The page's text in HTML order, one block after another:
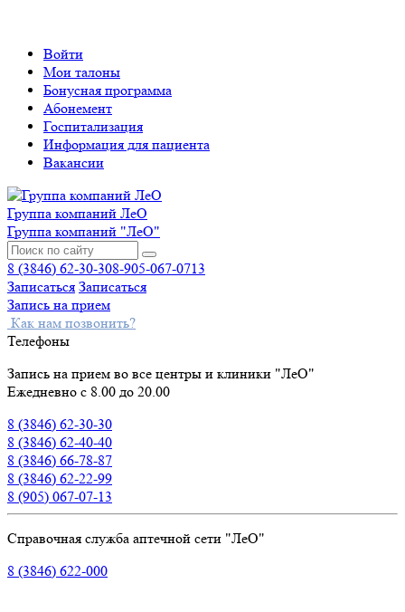
Войти
Мои талоны
Бонусная программа
Абонемент
Госпитализация
Информация для пациента
Вакансии
Группа компаний ЛеО
Группа компаний "ЛеО"
8 (3846) 62-30-308-905-067-0713
Записаться Записаться
Запись на прием
Как нам позвонить?
Телефоны
Запись на прием во все центры и клиники "ЛеО"
Ежедневно с 8.00 до 20.00
8 (3846) 62-30-30
8 (3846) 62-40-40
8 (3846) 66-78-87
8 (3846) 62-22-99
8 (905) 067-07-13
Справочная служба аптечной сети "ЛеО"
8 (3846) 622-000